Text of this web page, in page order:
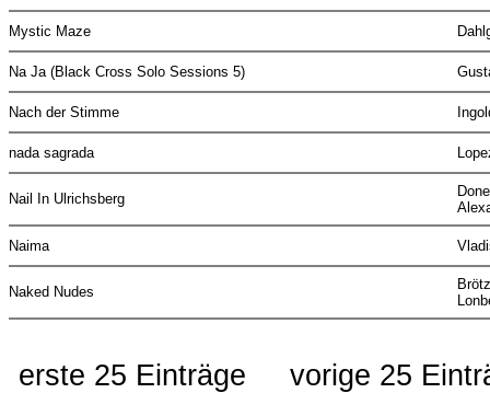
Mystic Maze
Na Ja (Black Cross Solo Sessions 5)
Nach der Stimme
nada sagrada
Nail In Ulrichsberg
Naima
Naked Nudes
erste 25 Einträge vorige 25